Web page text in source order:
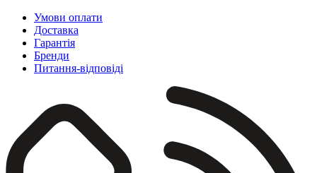
Умови оплати
Доставка
Гарантія
Бренди
Питання-відповіді